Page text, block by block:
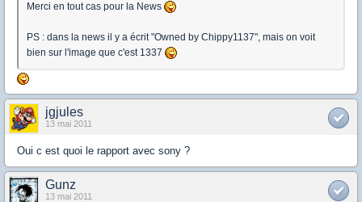
Merci en tout cas pour la News
PS : dans la news il y a écrit "Owned by Chippy1137", mais on voit
bien sur l'image que c'est 1337
jgjules
13 mai 2011
Oui c est quoi le rapport avec sony ?
Gunz
13 mai 2011